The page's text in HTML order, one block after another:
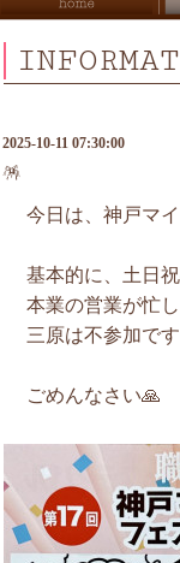
2025-10-11 07:30:00
🪅
今日は、神戸マ
基本的に、土日
本業の営業が忙
三原は不参加です
ごめんなさい🙏